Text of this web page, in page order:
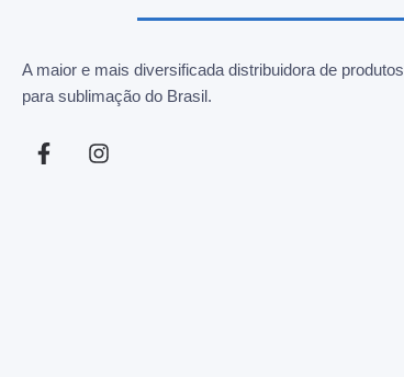
A maior e mais diversificada distribuidora de produtos
para sublimação do Brasil.